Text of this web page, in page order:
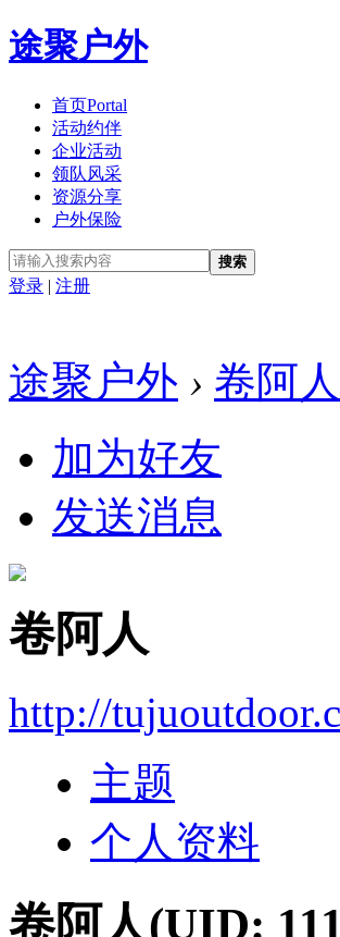
途聚户外
首页Portal
活动约伴
企业活动
领队风采
资源分享
户外保险
搜索
登录 | 注册
途聚户外 › 卷阿人
加为好友
发送消息
卷阿人
http://
主题
个人资料
卷阿人(UID: